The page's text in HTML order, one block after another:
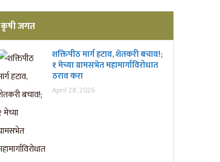
कृषी जगत
शक्तिपीठ मार्ग हटाव, शेतकरी बचाव!;
१ मेच्या ग्रामसभेत महामार्गाविरोधात
ठराव करा
April 28, 2026